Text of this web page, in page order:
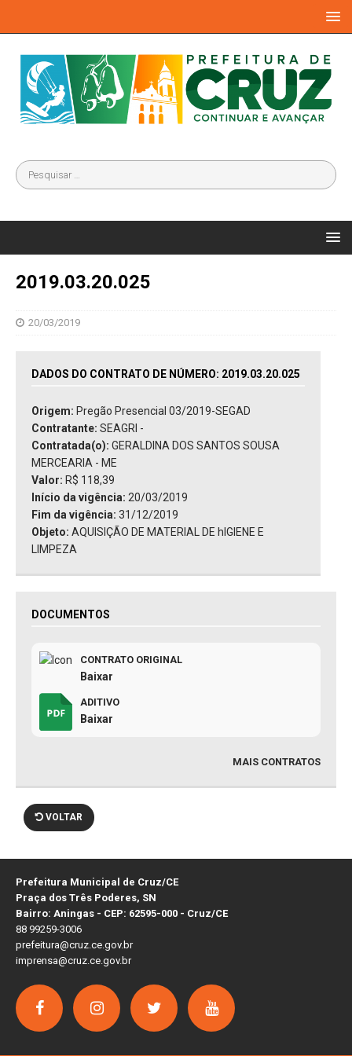
2019.03.20.025
20/03/2019
DADOS DO CONTRATO DE NÚMERO: 2019.03.20.025
Origem: Pregão Presencial 03/2019-SEGAD
Contratante: SEAGRI -
Contratada(o): GERALDINA DOS SANTOS SOUSA
MERCEARIA - ME
Valor: R$ 118,39
Início da vigência: 20/03/2019
Fim da vigência: 31/12/2019
Objeto: AQUISIÇÃO DE MATERIAL DE hIGIENE E
LIMPEZA
DOCUMENTOS
CONTRATO ORIGINAL
Baixar
ADITIVO
Baixar
MAIS CONTRATOS
VOLTAR
Prefeitura Municipal de Cruz/CE
Praça dos Três Poderes, SN
Bairro: Aningas - CEP: 62595-000 - Cruz/CE
88 99259-3006
prefeitura@cruz.ce.gov.br
imprensa@cruz.ce.gov.br